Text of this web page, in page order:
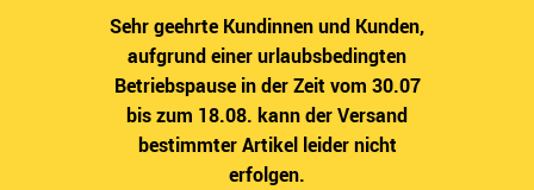
Sehr geehrte Kundinnen und Kunden,
aufgrund einer urlaubsbedingten
Betriebspause in der Zeit vom 30.07
bis zum 18.08. kann der Versand
bestimmter Artikel leider nicht
erfolgen.